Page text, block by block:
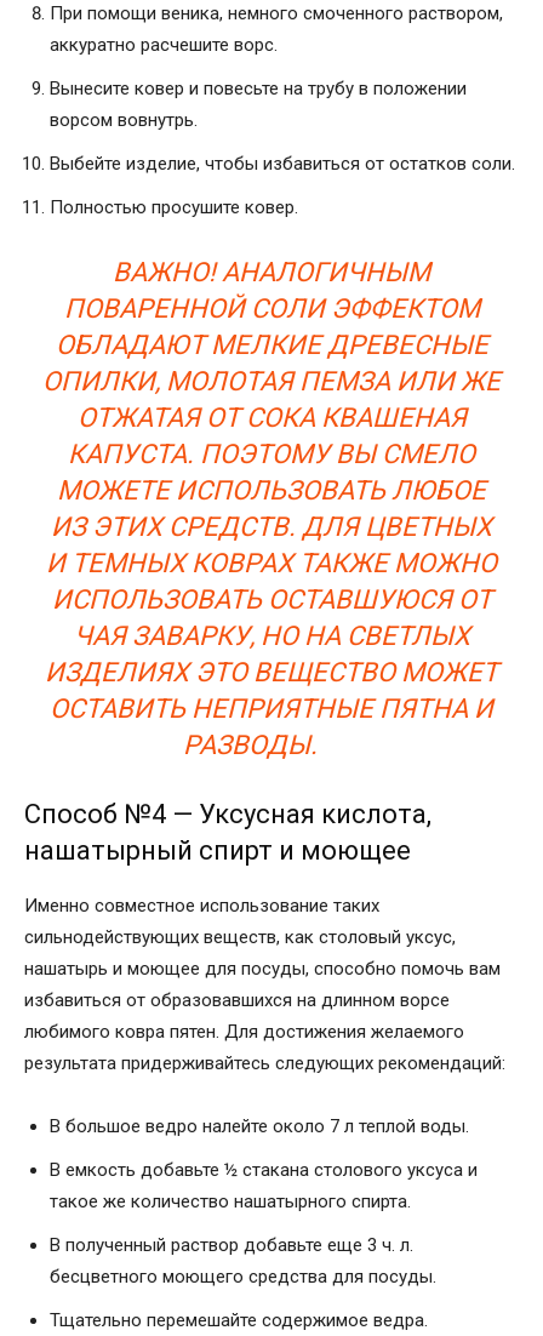
При помощи веника, немного смоченного раствором,
аккуратно расчешите ворс.
Вынесите ковер и повесьте на трубу в положении
ворсом вовнутрь.
Выбейте изделие, чтобы избавиться от остатков соли.
Полностью просушите ковер.
ВАЖНО! АНАЛОГИЧНЫМ
ПОВАРЕННОЙ СОЛИ ЭФФЕКТОМ
ОБЛАДАЮТ МЕЛКИЕ ДРЕВЕСНЫЕ
ОПИЛКИ, МОЛОТАЯ ПЕМЗА ИЛИ ЖЕ
ОТЖАТАЯ ОТ СОКА КВАШЕНАЯ
КАПУСТА. ПОЭТОМУ ВЫ СМЕЛО
МОЖЕТЕ ИСПОЛЬЗОВАТЬ ЛЮБОЕ
ИЗ ЭТИХ СРЕДСТВ. ДЛЯ ЦВЕТНЫХ
И ТЕМНЫХ КОВРАХ ТАКЖЕ МОЖНО
ИСПОЛЬЗОВАТЬ ОСТАВШУЮСЯ ОТ
ЧАЯ ЗАВАРКУ, НО НА СВЕТЛЫХ
ИЗДЕЛИЯХ ЭТО ВЕЩЕСТВО МОЖЕТ
ОСТАВИТЬ НЕПРИЯТНЫЕ ПЯТНА И
РАЗВОДЫ.
Способ №4 — Уксусная кислота,
нашатырный спирт и моющее
Именно совместное использование таких
сильнодействующих веществ, как столовый уксус,
нашатырь и моющее для посуды, способно помочь вам
избавиться от образовавшихся на длинном ворсе
любимого ковра пятен. Для достижения желаемого
результата придерживайтесь следующих рекомендаций:
В большое ведро налейте около 7 л теплой воды.
В емкость добавьте ½ стакана столового уксуса и
такое же количество нашатырного спирта.
В полученный раствор добавьте еще 3 ч. л.
бесцветного моющего средства для посуды.
Тщательно перемешайте содержимое ведра.